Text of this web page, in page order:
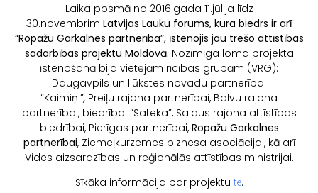
Laika posmā no 2016.gada 11.jūlija līdz
30.novembrim Latvijas Lauku forums, kura biedrs ir arī
“Ropažu Garkalnes partnerība”, īstenojis jau trešo attīstības
sadarbības projektu Moldovā. Nozīmīga loma projekta
īstenošanā bija vietējām rīcības grupām (VRG):
Daugavpils un Ilūkstes novadu partnerībai
“Kaimiņi”, Preiļu rajona partnerībai, Balvu rajona
partnerībai, biedrībai “Sateka”, Saldus rajona attīstības
biedrībai, Pierīgas partnerībai, Ropažu Garkalnes
partnerībai, Ziemeļkurzemes biznesa asociācijai, kā arī
Vides aizsardzības un reģionālās attīstības ministrijai.
Sīkāka informācija par projektute.